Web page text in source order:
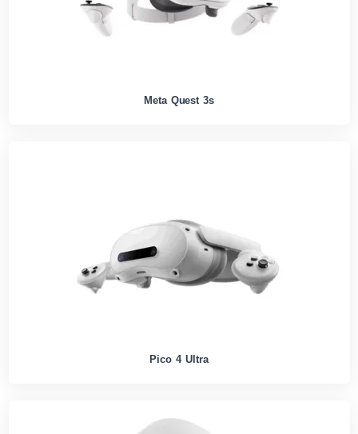
Meta Quest 3s
Pico 4 Ultra